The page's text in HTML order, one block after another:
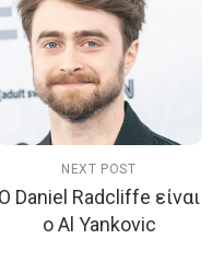
NEXT POST
Ο Daniel Radcliffe είναι
ο Al Yankovic